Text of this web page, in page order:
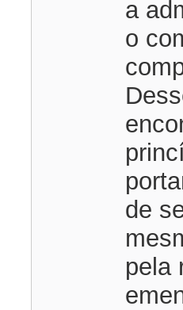
a
o
de
pela